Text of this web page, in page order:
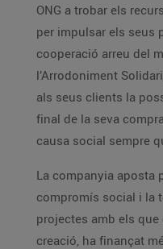
ONG a trobar els recursos econòmics necessaris
per impulsar els seus
cooperació arreu del
l’Arrodoniment Solidari, els comerços poden
als seus clients la
final de la seva
causa social
La companyia aposta
compromís social i la total
projectes amb els que
creació, ha finançat